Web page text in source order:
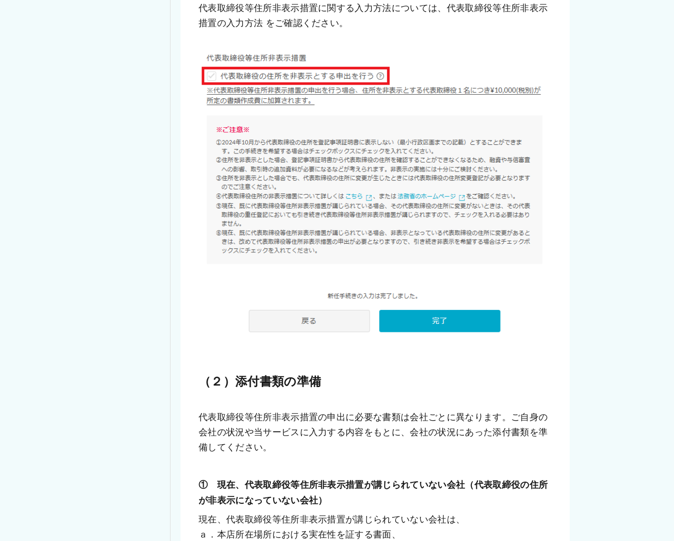
代表取締役等住所非表示措置に関する入力方法については、代表取締役等住所非表示
措置の入力方法 をご確認ください。
（２）添付書類の準備
代表取締役等住所非表示措置の申出に必要な書類は会社ごとに異なります。ご自身の
会社の状況や当サービスに入力する内容をもとに、会社の状況にあった添付書類を準
備してください。
①　現在、代表取締役等住所非表示措置が講じられていない会社（代表取締役の住所
が非表示になっていない会社）
現在、代表取締役等住所非表示措置が講じられていない会社は、
ａ．本店所在場所における実在性を証する書面、